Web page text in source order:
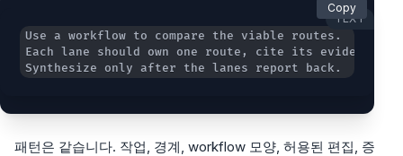
TEXT
Synthesize only after the lanes report back.
Copy
패턴은 같습니다. 작업, 경계, workflow 모양, 허용된 편집, 증